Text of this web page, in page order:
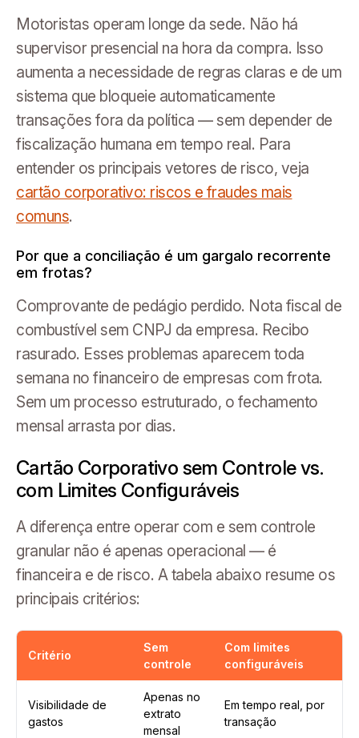
Motoristas operam longe da sede. Não há
supervisor presencial na hora da compra. Isso
aumenta a necessidade de regras claras e de um
sistema que bloqueie automaticamente
transações fora da política — sem depender de
fiscalização humana em tempo real. Para
entender os principais vetores de risco, veja
cartão corporativo: riscos e fraudes mais
comuns.
Por que a conciliação é um gargalo recorrente
em frotas?
Comprovante de pedágio perdido. Nota fiscal de
combustível sem CNPJ da empresa. Recibo
rasurado. Esses problemas aparecem toda
semana no financeiro de empresas com frota.
Sem um processo estruturado, o fechamento
mensal arrasta por dias.
Cartão Corporativo sem Controle vs.
com Limites Configuráveis
A diferença entre operar com e sem controle
granular não é apenas operacional — é
financeira e de risco. A tabela abaixo resume os
principais critérios:
Critério
Sem
controle
Com limites
configuráveis
Visibilidade de
gastos
Apenas no
extrato
mensal
Em tempo real, por
transação